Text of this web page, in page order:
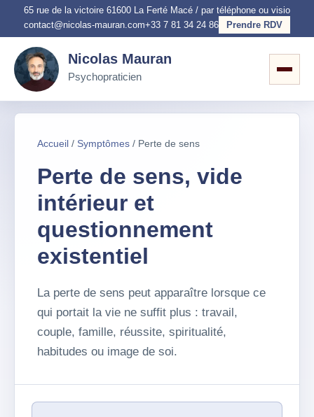
65 rue de la victoire 61600 La Ferté Macé / par téléphone ou visio
contact@nicolas-mauran.com+33 7 81 34 24 86 Prendre RDV
Nicolas Mauran
Psychopraticien
Accueil / Symptômes / Perte de sens
Perte de sens, vide
intérieur et
questionnement
existentiel
La perte de sens peut apparaître lorsque ce
qui portait la vie ne suffit plus : travail,
couple, famille, réussite, spiritualité,
habitudes ou image de soi.